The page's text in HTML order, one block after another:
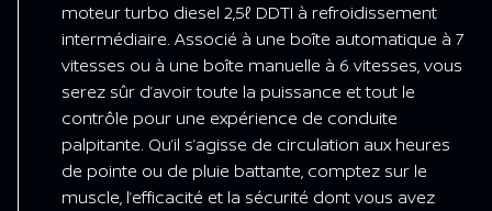
moteur turbo diesel 2,5ℓ DDTI à refroidissement
intermédiaire. Associé à une boîte automatique à 7
vitesses ou à une boîte manuelle à 6 vitesses, vous
serez sûr d’avoir toute la puissance et tout le
contrôle pour une expérience de conduite
palpitante. Qu’il s’agisse de circulation aux heures
de pointe ou de pluie battante, comptez sur le
muscle, l’efficacité et la sécurité dont vous avez